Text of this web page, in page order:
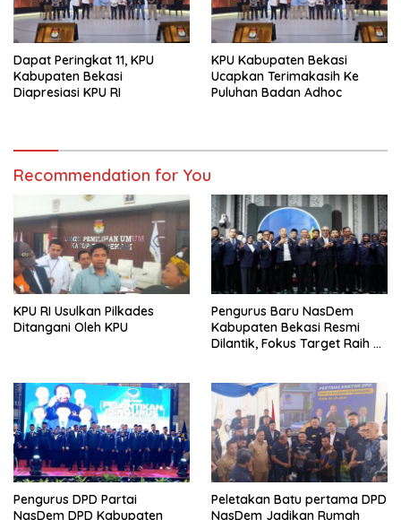
Dapat Peringkat 11, KPU
Kabupaten Bekasi
Diapresiasi KPU RI
KPU Kabupaten Bekasi
Ucapkan Terimakasih Ke
Puluhan Badan Adhoc
Recommendation for You
KPU RI Usulkan Pilkades
Ditangani Oleh KPU
Pengurus Baru NasDem
Kabupaten Bekasi Resmi
Dilantik, Fokus Target Raih 7
Pengurus DPD Partai
NasDem DPD Kabupaten
Peletakan Batu pertama DPD
NasDem Jadikan Rumah